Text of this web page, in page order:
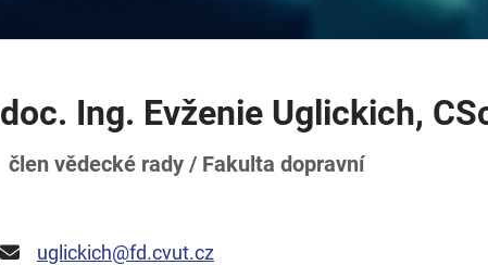
doc. Ing. Evženie Uglickich,
člen vědecké rady / Fakulta dopravní
uglickich@fd.cvut.cz